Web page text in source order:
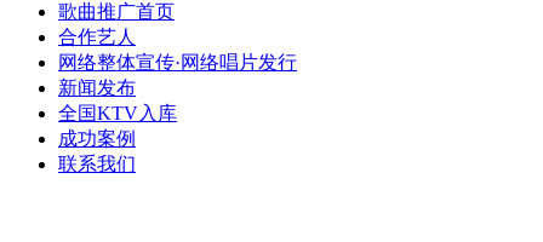
歌曲推广首页
合作艺人
网络整体宣传·网络唱片发行
新闻发布
全国KTV入库
成功案例
联系我们